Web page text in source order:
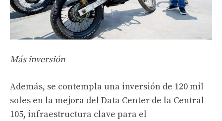
Más inversión
Además, se contempla una inversión de 120 mil
soles en la mejora del Data Center de la Central
105, infraestructura clave para el